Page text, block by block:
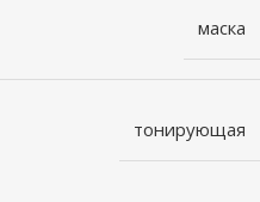
маска
тонирующая